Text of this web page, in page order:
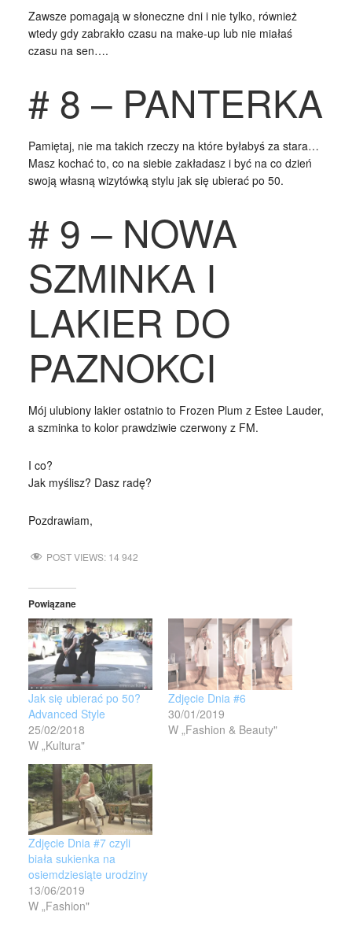
Zawsze pomagają w słoneczne dni i nie tylko, również
wtedy gdy zabrakło czasu na make-up lub nie miałaś
czasu na sen….
# 8 – PANTERKA
Pamiętaj, nie ma takich rzeczy na które byłabyś za stara…
Masz kochać to, co na siebie zakładasz i być na co dzień
swoją własną wizytówką stylu jak się ubierać po 50.
# 9 – NOWA
SZMINKA I
LAKIER DO
PAZNOKCI
Mój ulubiony lakier ostatnio to Frozen Plum z Estee Lauder,
a szminka to kolor prawdziwie czerwony z FM.
I co?
Jak myślisz? Dasz radę?
Pozdrawiam,
POST VIEWS: 14 942
Powiązane
Jak się ubierać po 50?
Advanced Style
25/02/2018
W „Kultura"
Zdjęcie Dnia #6
30/01/2019
W „Fashion & Beauty"
Zdjęcie Dnia #7 czyli
biała sukienka na
osiemdziesiąte urodziny
13/06/2019
W „Fashion"